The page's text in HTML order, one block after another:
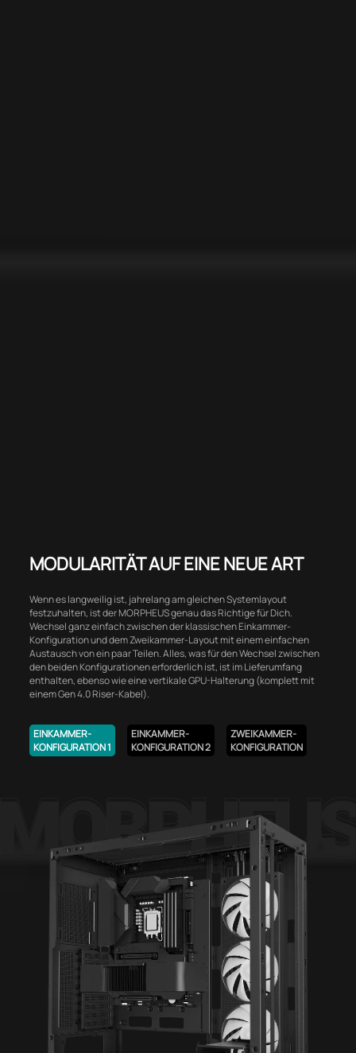
MODULARITÄT AUF EINE NEUE ART
Wenn es langweilig ist, jahrelang am gleichen Systemlayout
festzuhalten, ist der MORPHEUS genau das Richtige für Dich.
Wechsel ganz einfach zwischen der klassischen Einkammer-
Konfiguration und dem Zweikammer-Layout mit einem einfachen
Austausch von ein paar Teilen. Alles, was für den Wechsel zwischen
den beiden Konfigurationen erforderlich ist, ist im Lieferumfang
enthalten, ebenso wie eine vertikale GPU-Halterung (komplett mit
einem Gen 4.0 Riser-Kabel).
EINKAMMER-
KONFIGURATION 1
EINKAMMER-
KONFIGURATION 2
ZWEIKAMMER-
KONFIGURATION